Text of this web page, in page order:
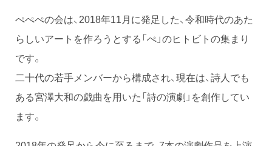
ぺぺぺの会は、2018年11月に発足した、令和時代のあた
らしいアートを作ろうとする「ぺ」のヒトビトの集まり
です。
二十代の若手メンバーから構成され、現在は、詩人でも
ある宮澤大和の戯曲を用いた「詩の演劇」を創作してい
ます。